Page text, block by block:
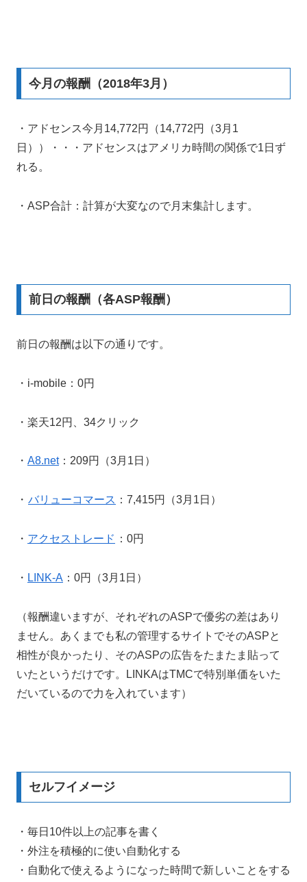
今月の報酬（2018年3月）
・アドセンス今月14,772円（14,772円（3月1
日））・・・アドセンスはアメリカ時間の関係で1日ず
れる。
・ASP合計：計算が大変なので月末集計します。
前日の報酬（各ASP報酬）
前日の報酬は以下の通りです。
・i-mobile：0円
・楽天12円、34クリック
・ A8.net：209円（3月1日）
・ バリューコマース ：7,415円（3月1日）
・ アクセストレード ：0円
・ LINK-A ：0円（3月1日）
（報酬違いますが、それぞれのASPで優劣の差はあり
ません。あくまでも私の管理するサイトでそのASPと
相性が良かったり、そのASPの広告をたまたま貼って
いたというだけです。LINKAはTMCで特別単価をいた
だいているので力を入れています）
セルフイメージ
・毎日10件以上の記事を書く
・外注を積極的に使い自動化する
・自動化で使えるようになった時間で新しいことをする